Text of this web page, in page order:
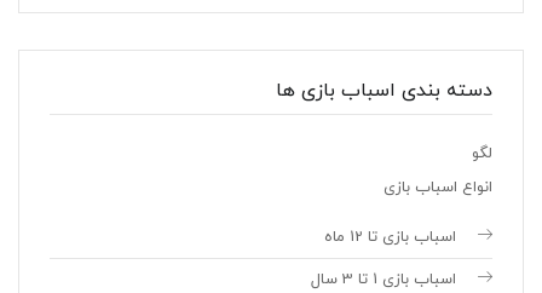
دسته بندی اسباب بازی ها
لگو
انواع اسباب بازی
اسباب بازی تا 12 ماه
اسباب بازی 1 تا 3 سال